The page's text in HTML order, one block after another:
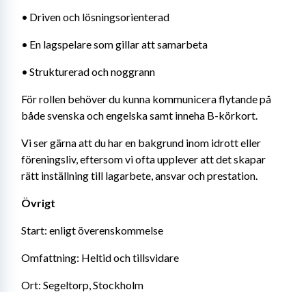
•	Driven och lösningsorienterad
•	En lagspelare som gillar att samarbeta
•	Strukturerad och noggrann
För rollen behöver du kunna kommunicera flytande på
både svenska och engelska samt inneha B-körkort.
Vi ser gärna att du har en bakgrund inom idrott eller
föreningsliv, eftersom vi ofta upplever att det skapar
rätt inställning till lagarbete, ansvar och prestation.
Övrigt
Start: enligt överenskommelse
Omfattning: Heltid och tillsvidare
Ort: Segeltorp, Stockholm